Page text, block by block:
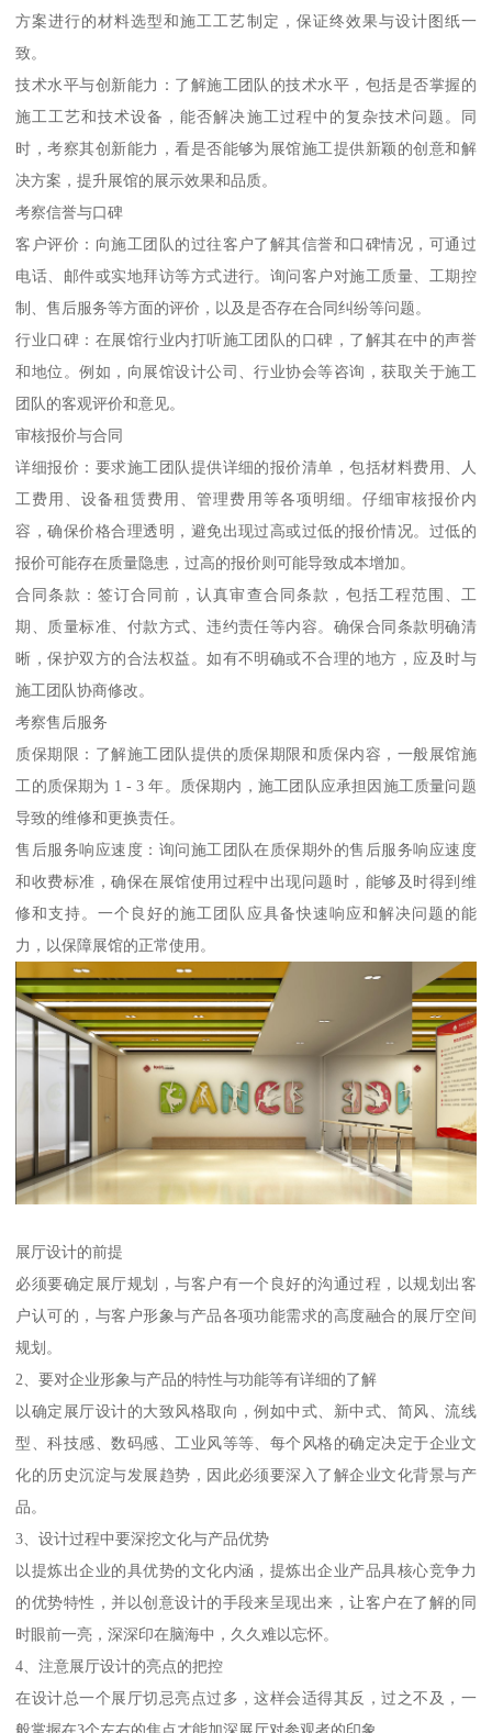
方案进行的材料选型和施工工艺制定，保证终效果与设计图纸一
致。
技术水平与创新能力：了解施工团队的技术水平，包括是否掌握的
施工工艺和技术设备，能否解决施工过程中的复杂技术问题。同
时，考察其创新能力，看是否能够为展馆施工提供新颖的创意和解
决方案，提升展馆的展示效果和品质。
考察信誉与口碑
客户评价：向施工团队的过往客户了解其信誉和口碑情况，可通过
电话、邮件或实地拜访等方式进行。询问客户对施工质量、工期控
制、售后服务等方面的评价，以及是否存在合同纠纷等问题。
行业口碑：在展馆行业内打听施工团队的口碑，了解其在中的声誉
和地位。例如，向展馆设计公司、行业协会等咨询，获取关于施工
团队的客观评价和意见。
审核报价与合同
详细报价：要求施工团队提供详细的报价清单，包括材料费用、人
工费用、设备租赁费用、管理费用等各项明细。仔细审核报价内
容，确保价格合理透明，避免出现过高或过低的报价情况。过低的
报价可能存在质量隐患，过高的报价则可能导致成本增加。
合同条款：签订合同前，认真审查合同条款，包括工程范围、工
期、质量标准、付款方式、违约责任等内容。确保合同条款明确清
晰，保护双方的合法权益。如有不明确或不合理的地方，应及时与
施工团队协商修改。
考察售后服务
质保期限：了解施工团队提供的质保期限和质保内容，一般展馆施
工的质保期为 1 - 3 年。质保期内，施工团队应承担因施工质量问题
导致的维修和更换责任。
售后服务响应速度：询问施工团队在质保期外的售后服务响应速度
和收费标准，确保在展馆使用过程中出现问题时，能够及时得到维
修和支持。一个良好的施工团队应具备快速响应和解决问题的能
力，以保障展馆的正常使用。
展厅设计的前提
必须要确定展厅规划，与客户有一个良好的沟通过程，以规划出客
户认可的，与客户形象与产品各项功能需求的高度融合的展厅空间
规划。
2、要对企业形象与产品的特性与功能等有详细的了解
以确定展厅设计的大致风格取向，例如中式、新中式、简风、流线
型、科技感、数码感、工业风等等、每个风格的确定决定于企业文
化的历史沉淀与发展趋势，因此必须要深入了解企业文化背景与产
品。
3、设计过程中要深挖文化与产品优势
以提炼出企业的具优势的文化内涵，提炼出企业产品具核心竞争力
的优势特性，并以创意设计的手段来呈现出来，让客户在了解的同
时眼前一亮，深深印在脑海中，久久难以忘怀。
4、注意展厅设计的亮点的把控
在设计总一个展厅切忌亮点过多，这样会适得其反，过之不及，一